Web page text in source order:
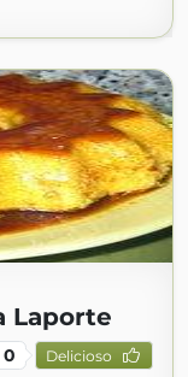
Laporte
0 Delicioso